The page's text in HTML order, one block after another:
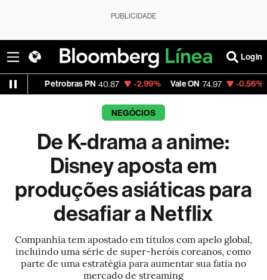
PUBLICIDADE
Login
Petrobras PN 40.87 -2.99% Vale ON 74.97 -0.56% Itaú PN
NEGÓCIOS
De K-drama a anime:
Disney aposta em
produções asiáticas para
desafiar a Netflix
Companhia tem apostado em títulos com apelo global,
incluindo uma série de super-heróis coreanos, como
parte de uma estratégia para aumentar sua fatia no
mercado de streaming